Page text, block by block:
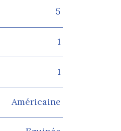
5
1
1
Américaine